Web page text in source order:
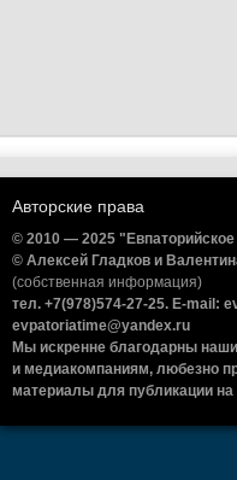
Авторские права
© 2010 — 2025
© Алексей Гладков и
(собственная информация)
тел. +7(978)574-27-25. E-mail:
evpatoriatime@yandex.ru
Мы искренне благодарны
и медиакомпаниям, любезно
материалы для публикации на